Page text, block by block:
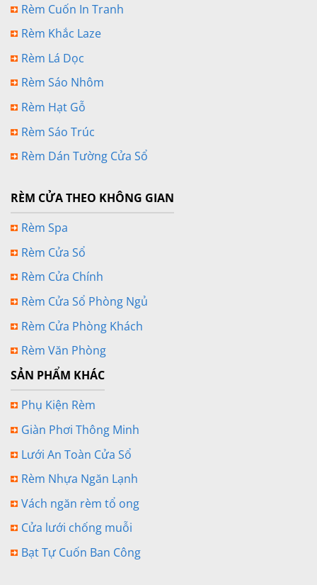
Rèm Cuốn In Tranh
Rèm Khắc Laze
Rèm Lá Dọc
Rèm Sáo Nhôm
Rèm Hạt Gỗ
Rèm Sáo Trúc
Rèm Dán Tường Cửa Sổ
RÈM CỬA THEO KHÔNG GIAN
Rèm Spa
Rèm Cửa Sổ
Rèm Cửa Chính
Rèm Cửa Sổ Phòng Ngủ
Rèm Cửa Phòng Khách
Rèm Văn Phòng
SẢN PHẨM KHÁC
Phụ Kiện Rèm
Giàn Phơi Thông Minh
Lưới An Toàn Cửa Sổ
Rèm Nhựa Ngăn Lạnh
Vách ngăn rèm tổ ong
Cửa lưới chống muỗi
Bạt Tự Cuốn Ban Công